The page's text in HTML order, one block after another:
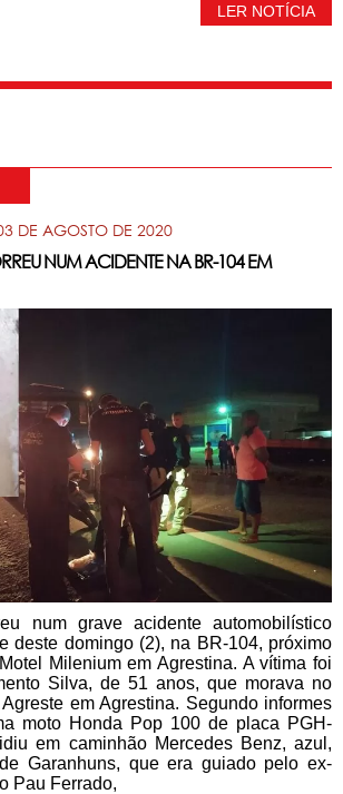
LER NOTÍCIA
DE AGOSTO DE 2020
NUM ACIDENTE NA BR-104 EM
num grave acidente automobilístico
deste domingo (2), na BR-104, próximo
Milenium em Agrestina. A vítima foi
Silva, de 51 anos, que morava no
em Agrestina. Segundo informes
moto Honda Pop 100 de placa PGH-
em caminhão Mercedes Benz, azul,
Garanhuns, que era guiado pelo ex-
Pau Ferrado,